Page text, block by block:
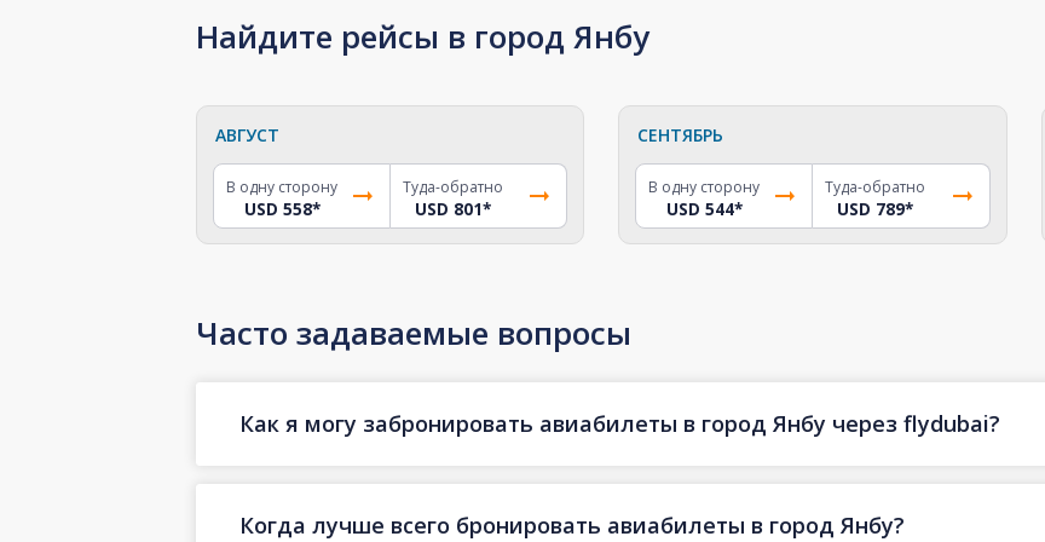
Найдите рейсы в город Янбу
АВГУСТ
В одну сторону
USD 558*
Туда-обратно
USD 801*
СЕНТЯБРЬ
В одну сторону
USD 544*
Туда-обратно
USD 789*
Часто задаваемые вопросы
Как я могу забронировать авиабилеты в город Янбу через flydubai?
Когда лучше всего бронировать авиабилеты в город Янбу?